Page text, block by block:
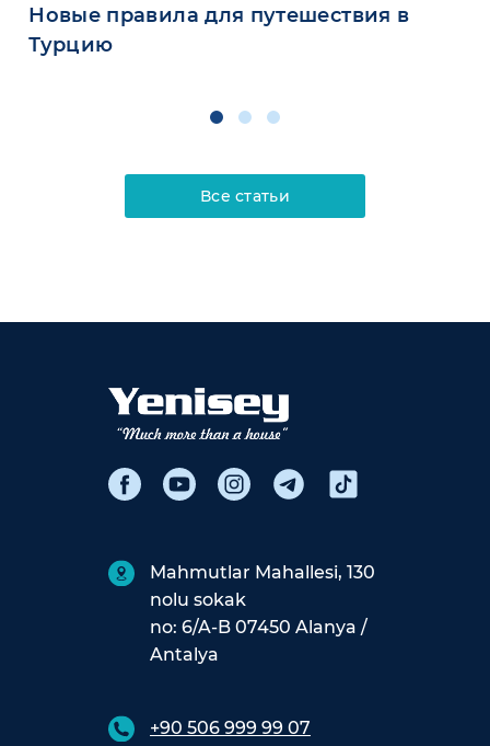
Новые правила для путешествия в
Турцию
Все статьи
Mahmutlar Mahallesi, 130
nolu sokak
no: 6/A-B 07450 Alanya /
Antalya
+90 506 999 99 07